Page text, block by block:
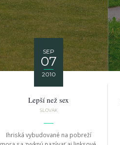
SEP
07
2010
Lepší než sex
SLOVAK
Ihriská vybudované na pobreží